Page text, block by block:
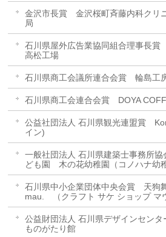
金沢市長賞 金沢桜町斉藤内科クリ
局
石川県屋外広告業協同組合理事
高松工場
石川県商工会議所連合会賞 輪島工
石川県商工会連合会賞 DOYA
公益社団法人 石川県観光連盟賞
イン)
一般社団法人 石川県建築士事務所
ども園 木の花幼稚園（コノハナ幼
石川県中小企業団体中央会賞 天狗
mau. （クラフト サケ ショップ マ
公益財団法人 石川県デザインセン
ものがたり館